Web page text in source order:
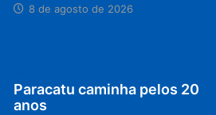
8 de agosto de 2026
Paracatu caminha pelos 20
anos